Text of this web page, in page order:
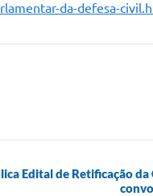
da-defesa-
Edital de Retificação